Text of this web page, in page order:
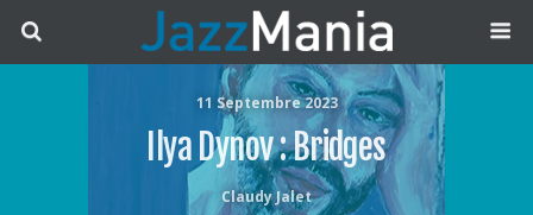
11 Septembre 2023
Ilya Dynov : Bridges
Claudy Jalet